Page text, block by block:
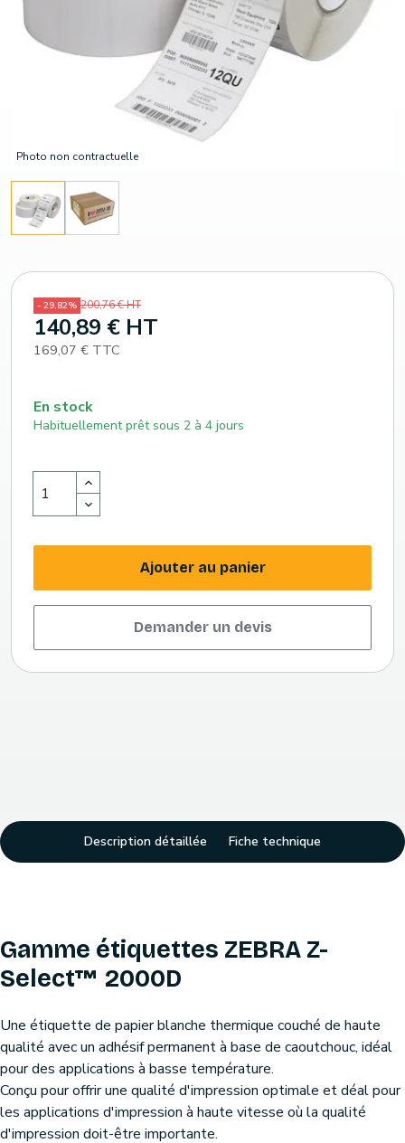
Photo non contractuelle
- 29,82% 200,76 € HT
140,89 € HT
169,07 € TTC
En stock
Habituellement prêt sous 2 à 4 jours
Ajouter au panier
Demander un devis
Description détaillée Fiche technique
Gamme étiquettes ZEBRA Z-
Select™ 2000D
Une étiquette de papier blanche thermique couché de haute
qualité avec un adhésif permanent à base de caoutchouc, idéal
pour des applications à basse température.
Conçu pour offrir une qualité d'impression optimale et déal pour
les applications d'impression à haute vitesse où la qualité
d'impression doit-être importante.